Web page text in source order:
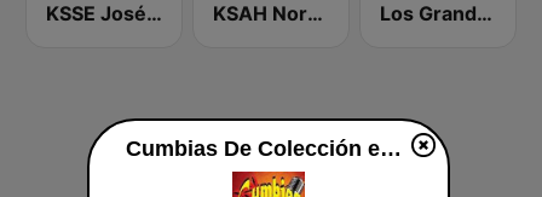
KSSE José 97.5 y 107.1 KSAH Norteño 720 y 104.1 Los Grandes Grupos Radio
Cumbias De Colección en vivo